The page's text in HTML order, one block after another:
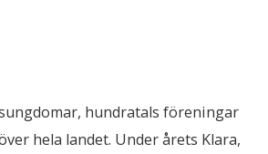
hundratals föreningar
hela landet. Under årets Klara,